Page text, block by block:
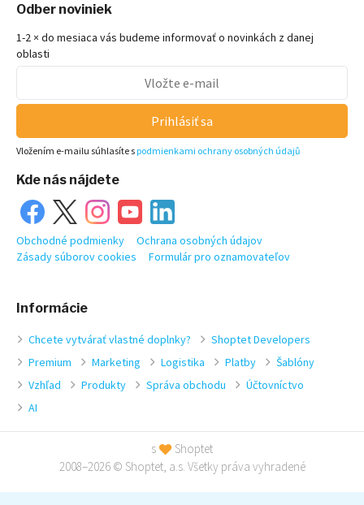
Informácie
Chcete vytvárať vlastné doplnky?
Shoptet Developers
Premium
Marketing Logistika Platby
Šablóny
Vzhľad
Produkty Správa obchodu
Účtovníctvo
AI
Odber noviniek
1-2 × do mesiaca vás budeme informovať o novinkách z danej
oblasti
Prihlásiť sa
Vložením e-mailu súhlasíte s podmienkami ochrany osobných údajů
Kde nás nájdete
Obchodné podmienky
Ochrana osobných údajov
Zásady súborov cookies
Formulár pro oznamovateľov
s
Shoptet
2008–2026 © Shoptet, a.s. Všetky práva vyhradené